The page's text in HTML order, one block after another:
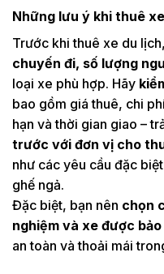
Những lưu ý khi thuê
Trước khi thuê xe du
chuyến đi, số lượng
loại xe phù hợp. Hãy
bao gồm giá thuê, chi
hạn và thời gian giao –
trước với đơn vị cho
như các yêu cầu đặc
ghế ngả.
Đặc biệt, bạn nên chọn
nghiệm và xe được
an toàn và thoải mái